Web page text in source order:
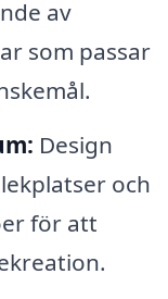
av
som passar
Design
och
för att